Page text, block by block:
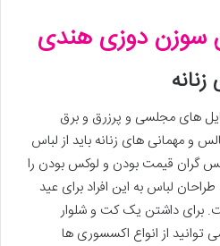
سوزن دوزی هندی
های مجلسی و پرزرق و برق
و مهمانی های زنانه باید از لباس
حس گران قیمت بودن و لوکس بودن را
لباس به این افراد برای عید
برای داشتن یک کت و شلوار
از انواع اکسسوری ها